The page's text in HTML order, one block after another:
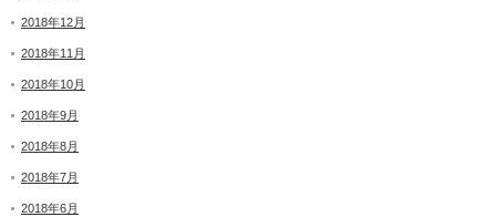
2018年12月
2018年11月
2018年10月
2018年9月
2018年8月
2018年7月
2018年6月